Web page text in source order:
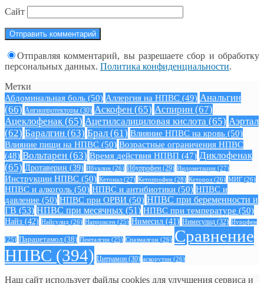
Сайт
Отправляя комментарий, вы разрешаете сбор и обработку
персональных данных. Политика конфиденциальности.
Метки
Абдоминальная боль (50) Аллергия на НПВС (49) Анальгин
(66) Ангиопротекторы (30) Аскофен (65) Аспирин (67)
Ацеклофенак (65) Ацетилсалициловая кислота (65) Аэртал
(62) Баралгин (63) Брал (61) Влияние НПВС на кровь (50)
Влияние пищи на НПВС (50) Возрастные ограничения НПВС
(48) Вольтарен (63) Время действия НПВП (47) Диклофенак
(65) Дротаверин (39) Ибуклин (26) Ибупрофен (29) Индометацин (27)
Инструкции НПВС (50) Кетонал (27) Кетопрофен (28) Кеторол (26) МИГ (26)
НПВС и алкоголь (50) НПВС и антибиотики (50) НПВС и
давление (50) НПВС при ОРВИ (50) НПВС при беременности и
ГВ (53) НПВС при месячных (51) НПВС при температуре (50)
Найз (42) Найсулид (26) Напроксен (25) Нимесил (41) Нимесулид (32) Нурофен
(25) Парацетамол (38) Пенталгин (25) Спазмалгон (26) Сравнение
НПВС (394) Цитрамон (30) аскорутин (26)
Наш сайт использует файлы cookies для улучшения сервиса и